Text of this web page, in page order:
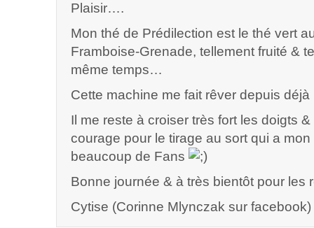
Plaisir….
Mon thé de Prédilection est le thé vert
Framboise-Grenade, tellement fruité &
même temps…
Cette machine me fait rêver depuis
Il me reste à croiser très fort les doigts
courage pour le tirage au sort qui a
beaucoup de Fans
Bonne journée & à très bientôt pour les
Cytise (Corinne Mlynczak sur facebook)